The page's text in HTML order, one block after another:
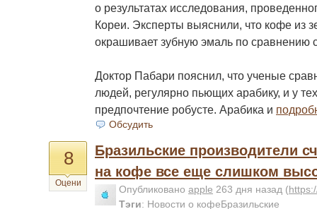
о результатах исследования,
Кореи. Эксперты выяснили, что кофе из
окрашивает зубную эмаль по сравнению
Доктор Пабари пояснил, что ученые
людей, регулярно пьющих арабику, и у
предпочтение робусте. Арабика и
Обсудить
8
Оцени
Бразильские производители
на кофе все еще слишком
Опубликовано apple 263 дня назад (
Тэги: Новости о кофеБразильские